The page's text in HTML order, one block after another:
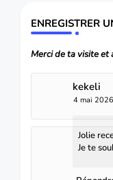
ENREGISTRER
Merci de ta visite et
kekeli
4 mai
Jolie
Je te